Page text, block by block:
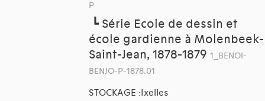
P
┗ Série Ecole de dessin et
école gardienne à Molenbeek-
Saint-Jean, 1878-1879 1_BENOI-
BENJO-P-1878.01
STOCKAGE :Ixelles